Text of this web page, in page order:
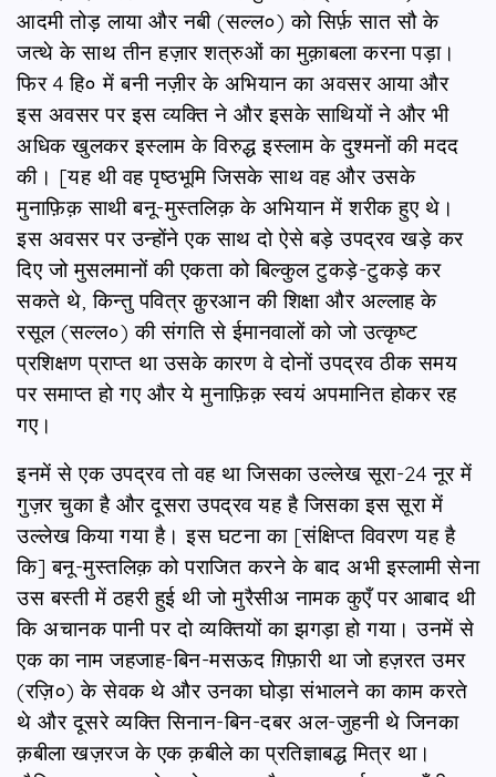
आदमी तोड़ लाया और नबी (सल्ल०) को सिर्फ़ सात सौ के
जत्थे के साथ तीन हज़ार शत्रुओं का मुक़ाबला करना पड़ा।
फिर 4 हि० में बनी नज़ीर के अभियान का अवसर आया और
इस अवसर पर इस व्यक्ति ने और इसके साथियों ने और भी
अधिक खुलकर इस्लाम के विरुद्ध इस्लाम के दुश्मनों की मदद
की। [यह थी वह पृष्ठभूमि जिसके साथ वह और उसके
मुनाफ़िक़ साथी बनू-मुस्तलिक़ के अभियान में शरीक हुए थे।
इस अवसर पर उन्होंने एक साथ दो ऐसे बड़े उपद्रव खड़े कर
दिए जो मुसलमानों की एकता को बिल्कुल टुकड़े-टुकड़े कर
सकते थे, किन्तु पवित्र क़ुरआन की शिक्षा और अल्लाह के
रसूल (सल्ल०) की संगति से ईमानवालों को जो उत्कृष्ट
प्रशिक्षण प्राप्त था उसके कारण वे दोनों उपद्रव ठीक समय
पर समाप्त हो गए और ये मुनाफ़िक़ स्वयं अपमानित होकर रह
गए।
इनमें से एक उपद्रव तो वह था जिसका उल्लेख सूरा-24 नूर में
गुज़र चुका है और दूसरा उपद्रव यह है जिसका इस सूरा में
उल्लेख किया गया है। इस घटना का [संक्षिप्त विवरण यह है
कि] बनू-मुस्तलिक़ को पराजित करने के बाद अभी इस्लामी सेना
उस बस्ती में ठहरी हुई थी जो मुरैसीअ नामक कुएँ पर आबाद थी
कि अचानक पानी पर दो व्यक्तियों का झगड़ा हो गया। उनमें से
एक का नाम जहजाह-बिन-मसऊद ग़िफ़ारी था जो हज़रत उमर
(रज़ि०) के सेवक थे और उनका घोड़ा संभालने का काम करते
थे और दूसरे व्यक्ति सिनान-बिन-दबर अल-जुहनी थे जिनका
क़बीला खज़रज के एक क़बीले का प्रतिज्ञाबद्ध मित्र था।